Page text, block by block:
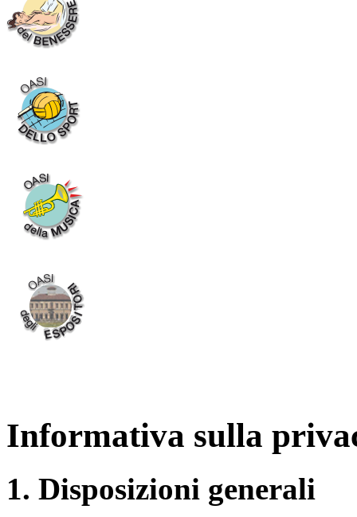
Informativa sulla
1. Disposizioni generali